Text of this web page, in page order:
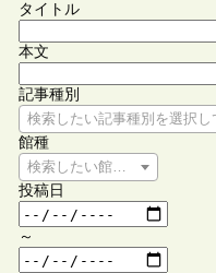
タイトル
本文
記事種別
検索したい記事種別を選択し
館種
検索したい館種を選択してく
投稿日
～